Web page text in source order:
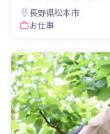
長野県松本市
お仕事